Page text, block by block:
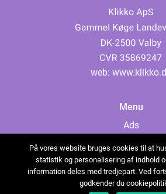
web:
Menu
Ads
Cookies
Contact
Sitemap
På vores website bruges cookies til at
statistik og personalisering af indhold
information deles med tredjepart. Ved
godkender du